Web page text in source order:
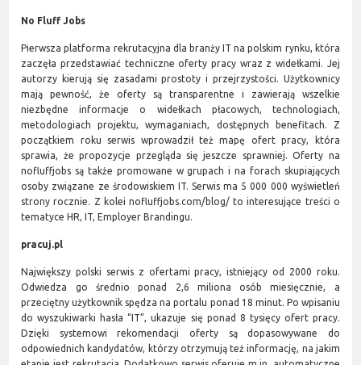
No Fluff Jobs
Pierwsza platforma rekrutacyjna dla branży IT na polskim rynku, która
zaczęła przedstawiać techniczne oferty pracy wraz z widełkami. Jej
autorzy kierują się zasadami prostoty i przejrzystości. Użytkownicy
mają pewność, że oferty są transparentne i zawierają wszelkie
niezbędne informacje o widełkach płacowych, technologiach,
metodologiach projektu, wymaganiach, dostępnych benefitach. Z
początkiem roku serwis wprowadził też mapę ofert pracy, która
sprawia, że propozycje przegląda się jeszcze sprawniej. Oferty na
nofluffjobs są także promowane w grupach i na forach skupiających
osoby związane ze środowiskiem IT. Serwis ma 5 000 000 wyświetleń
strony rocznie. Z kolei nofluffjobs.com/blog/ to interesujące treści o
tematyce HR, IT, Employer Brandingu.
pracuj.pl
Największy polski serwis z ofertami pracy, istniejący od 2000 roku.
Odwiedza go średnio ponad 2,6 miliona osób miesięcznie, a
przeciętny użytkownik spędza na portalu ponad 18 minut. Po wpisaniu
do wyszukiwarki hasła “IT”, ukazuje się ponad 8 tysięcy ofert pracy.
Dzięki systemowi rekomendacji oferty są dopasowywane do
odpowiednich kandydatów, którzy otrzymują też informację, na jakim